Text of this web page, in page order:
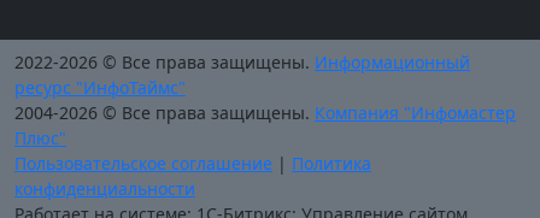
2022-2026 © Все права защищены. Информационный
ресурс "ИнфоТаймс"
2004-2026 © Все права защищены. Компания "Инфомастер
Плюс"
Пользовательское соглашение | Политика
конфиденциальности